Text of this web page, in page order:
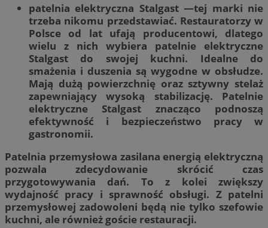
patelnia elektryczna Stalgast —tej marki nie
trzeba nikomu przedstawiać. Restauratorzy w
Polsce od lat ufają producentowi, dlatego
wielu z nich wybiera patelnie elektryczne
Stalgast do swojej kuchni. Idealne do
smażenia i duszenia są wygodne w obsłudze.
Mają dużą powierzchnię oraz sztywny stelaż
zapewniający wysoką stabilizację. Patelnie
elektryczne Stalgast znacząco podnoszą
efektywność i bezpieczeństwo pracy w
gastronomii.
Patelnia przemysłowa zasilana energią elektryczną
pozwala zdecydowanie skrócić czas
przygotowywania dań. To z kolei zwiększy
wydajność pracy i sprawność obsługi. Z patelni
przemysłowej zadowoleni będą nie tylko szefowie
kuchni, ale również goście restauracji.